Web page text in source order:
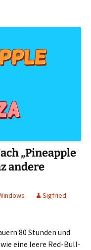
„Pineapple
andere
Sigfried
80 Stunden und
eine leere Red-Bull-